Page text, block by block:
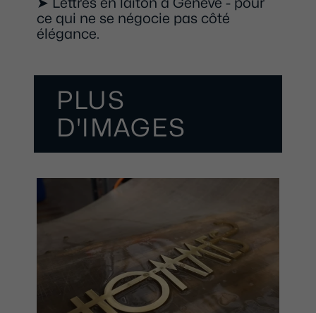
ce qui ne se négocie pas côté
élégance.
PLUS
D'IMAGES